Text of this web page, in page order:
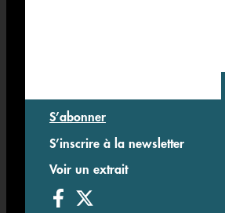
S’abonner
S’inscrire à la newsletter
Voir un extrait